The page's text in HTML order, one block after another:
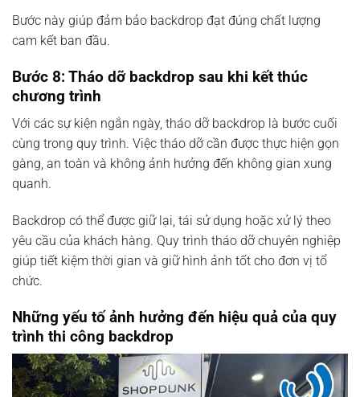
Bước này giúp đảm bảo backdrop đạt đúng chất lượng
cam kết ban đầu.
Bước 8: Tháo dỡ backdrop sau khi kết thúc
chương trình
Với các sự kiện ngắn ngày, tháo dỡ backdrop là bước cuối
cùng trong quy trình. Việc tháo dỡ cần được thực hiện gọn
gàng, an toàn và không ảnh hưởng đến không gian xung
quanh.
Backdrop có thể được giữ lại, tái sử dụng hoặc xử lý theo
yêu cầu của khách hàng. Quy trình tháo dỡ chuyên nghiệp
giúp tiết kiệm thời gian và giữ hình ảnh tốt cho đơn vị tổ
chức.
Những yếu tố ảnh hưởng đến hiệu quả của quy
trình thi công backdrop